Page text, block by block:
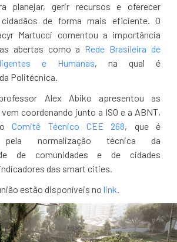
planejar, gerir recursos e oferecer
de forma mais eficiente. O
Martucci comentou a importância
abertas como a Rede Brasileira de
e Humanas, na qual é
Politécnica.
Alex Abiko apresentou as
coordenando junto a ISO e a ABNT,
Comitê Técnico CEE 268, que é
pela normalização técnica da
de comunidades e de cidades
das smart cities.
estão disponíveis nolink.